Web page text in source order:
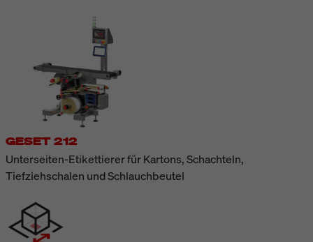
GESET 212
Unterseiten-Etikettierer für Kartons, Schachteln,
Tiefziehschalen und Schlauchbeutel